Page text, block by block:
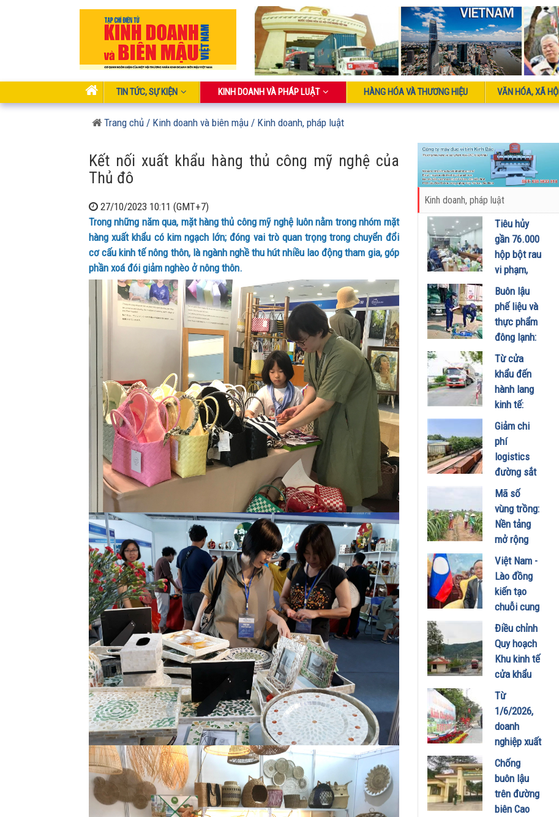
TIN TỨC, SỰ KIỆN KINH DOANH VÀ PHÁP LUẬT HÀNG HÓA VÀ THƯƠNG HIỆU VĂN HÓA, XÃ HỘI
Trang chủ / Kinh doanh và biên mậu / Kinh doanh, pháp luật
Kết nối xuất khẩu hàng thủ công mỹ nghệ của
Thủ đô
27/10/2023 10:11 (GMT+7)
Trong những năm qua, mặt hàng thủ công mỹ nghệ luôn nằm trong nhóm mặt
hàng xuất khẩu có kim ngạch lớn; đóng vai trò quan trọng trong chuyển đổi
cơ cấu kinh tế nông thôn, là ngành nghề thu hút nhiều lao động tham gia, góp
phần xoá đói giảm nghèo ở nông thôn.
Kinh doanh, pháp luật
Tiêu hủy
gần 76.000
hộp bột rau
vi phạm,
tăng cường
bảo vệ
quyền lợi
người tiêu
dùng
29/07/2026
Buôn lậu
phế liệu và
thực phẩm
đông lạnh:
"Điểm
nghẽn" đối
với phát
triển
biên mậu
bền vững
27/06/2026
Từ cửa
khẩu đến
hành lang
kinh tế:
Động lực
mới cho
liên kết
kinh tế Việt
Nam -
Campuchia
- Lào
16/06/2026
Giảm chi
phí
logistics
đường sắt
qua Lào
Cai: Cần
sớm điều
chỉnh giá
cước liên
vận quốc
tế
12/06/2026
Mã số
vùng trồng:
Nền tảng
mở rộng
xuất khẩu
chính
ngạch trái
cây
Việt Nam -
Lào đồng
kiến tạo
chuỗi cung
ứng 4 tỷ
USD
05/06/2026
Điều chỉnh
Quy hoạch
Khu kinh tế
cửa khẩu
Lào Cai
đến năm
2045: Tạo
động lực
tăng
trưởng mới
cho kinh tế
biên mậu
26/05/2026
Từ
1/6/2026,
doanh
nghiệp xuất
khẩu thực
phẩm sang
Trung Quốc
phải tuân
Chống
buôn lậu
trên đường
biên Cao